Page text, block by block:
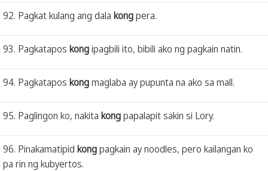
92. Pagkat kulang ang dala kongpera.
93. Pagkatapos kongipagbili ito, bibili ako ng pagkain natin.
94. Pagkatapos kongmaglaba ay pupunta na ako sa mall.
95. Paglingon ko, nakita kongpapalapit sakin si Lory.
96. Pinakamatipid kongpagkain ay noodles, pero kailangan ko
pa rin ng kubyertos.